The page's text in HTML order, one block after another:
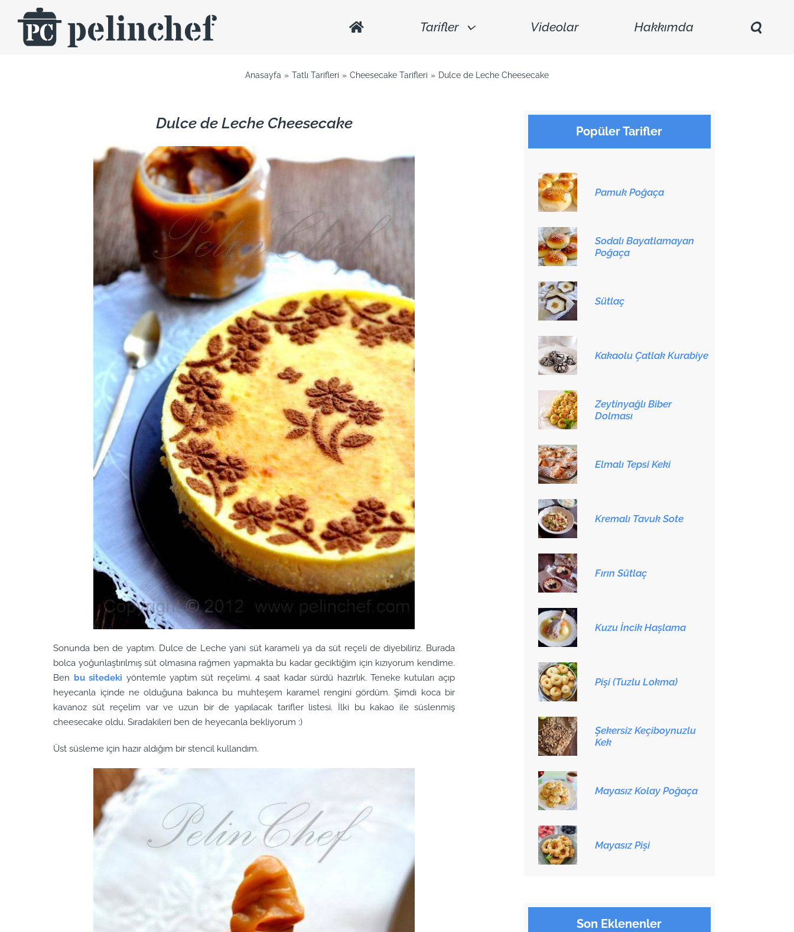
content
Tarifler Videolar Hakkımda
Anasayfa Tatlı Tarifleri Cheesecake Tarifleri Dulce de Leche Cheesecake
Dulce de Leche Cheesecake
Sonunda ben de yaptım. Dulce de Leche yani süt karameli ya da süt reçeli de diyebiliriz. Burada
bolca yoğunlaştırılmış süt olmasına rağmen yapmakta bu kadar geciktiğim için kızıyorum kendime.
Ben bu sitedeki yöntemle yaptım süt reçelimi. 4 saat kadar sürdü hazırlık. Teneke kutuları açıp
heyecanla içinde ne olduğuna bakınca bu muhteşem karamel rengini gördüm. Şimdi koca bir
kavanoz süt reçelim var ve uzun bir de yapılacak tarifler listesi. İlki bu kakao ile süslenmiş
cheesecake oldu. Sıradakileri ben de heyecanla bekliyorum :)
Üst süsleme için hazır aldığım bir stencil kullandım.
Popüler Tarifler
Pamuk Poğaça
Sodalı Bayatlamayan
Poğaça
Sütlaç
Kakaolu Çatlak Kurabiye
Zeytinyağlı Biber
Dolması
Elmalı Tepsi Keki
Kremalı Tavuk Sote
Fırın Sütlaç
Kuzu İncik Haşlama
Pişi (Tuzlu Lokma)
Şekersiz Keçiboynuzlu
Kek
Mayasız Kolay Poğaça
Mayasız Pişi
Son Eklenenler